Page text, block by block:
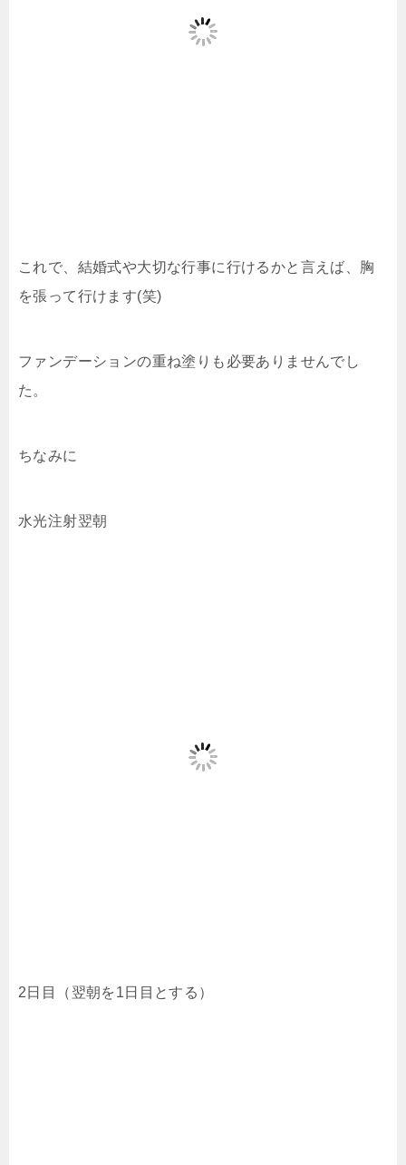
これで、結婚式や大切な行事に行けるかと言えば、胸
を張って行けます(笑)
ファンデーションの重ね塗りも必要ありませんでし
た。
ちなみに
水光注射翌朝
2日目（翌朝を1日目とする）